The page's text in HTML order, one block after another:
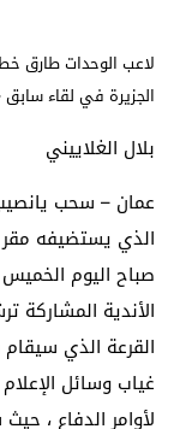
لاعب الوحدات طارق
الجزيرة في لقاء سابق
بلال الغلاييني
الذي يستضيفه مقر
صباح اليوم
الأندية
القرعة الذي
غياب وسائل
لأوامر الدفاع ،